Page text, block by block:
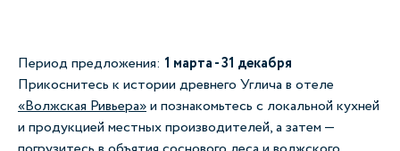
Период предложения: 1 марта - 31 декабря
Прикоснитесь к истории древнего Углича в отеле
«Волжская Ривьера»и познакомьтесь с локальной кухней
и продукцией местных производителей, а затем —